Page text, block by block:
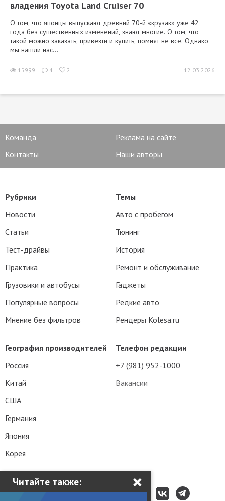
Читайте также: ×
владения Toyota Land Cruiser 70
О том, что японцы выпускают древний 70-й «крузак» уже 42
года без существенных изменений, знают многие. О том, что
такой можно заказать, привезти и купить, помнят не все. Однако
мы нашли нас...
15999 4 2 12.03.2026
Команда
Реклама на сайте
Контакты
Наши авторы
Телефон редакции
+7 (981) 952-1000
Вакансии
Рубрики
Новости
Статьи
Тест-драйвы
Практика
Грузовики и автобусы
Популярные вопросы
Мнение без фильтров
Темы
Авто с пробегом
Тюнинг
История
Ремонт и обслуживание
Гаджеты
Редкие авто
Рендеры Kolesa.ru
География производителей
Россия
Китай
США
Германия
Япония
Корея